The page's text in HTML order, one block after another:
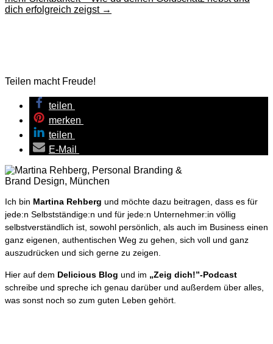
dich erfolgreich zeigst→
Teilen macht Freude!
teilen
merken
teilen
E-Mail
Ich bin Martina Rehberg und möchte dazu beitragen, dass es für
jede:n Selbstständige:n und für jede:n Unternehmer:in völlig
selbstverständlich ist, sowohl persönlich, als auch im Business einen
ganz eigenen, authentischen Weg zu gehen, sich voll und ganz
auszudrücken und sich gerne zu zeigen.
Hier auf dem Delicious Blog und im „Zeig dich!”-Podcast
schreibe und spreche ich genau darüber und außerdem über alles,
was sonst noch so zum guten Leben gehört.